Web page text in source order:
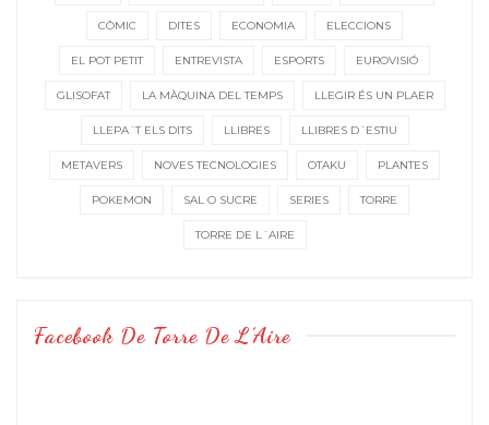
CÒMIC DITES ECONOMIA ELECCIONS
EL POT PETIT ENTREVISTA ESPORTS EUROVISIÓ
GLISOFAT LA MÀQUINA DEL TEMPS LLEGIR ÉS UN PLAER
LLEPA´T ELS DITS LLIBRES LLIBRES D´ESTIU
METAVERS NOVES TECNOLOGIES OTAKU PLANTES
POKEMON SAL O SUCRE SERIES TORRE
TORRE DE L´AIRE
Facebook De Torre De L’Aire